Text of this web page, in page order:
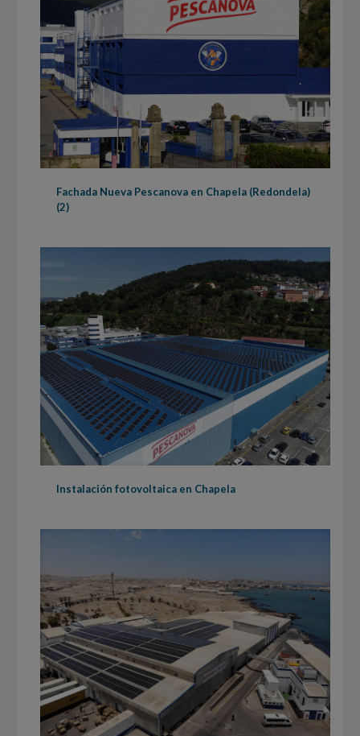
Fachada Nueva Pescanova en Chapela (Redondela)
(2)
Instalación fotovoltaica en Chapela